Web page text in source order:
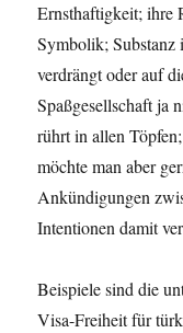
Ernsthaftigkeit; ihre
Symbolik; Substanz
verdrängt oder auf
Spaßgesellschaft ja
rührt in allen
möchte man aber
Ankündigungen
Intentionen damit
Beispiele sind die
Visa-Freiheit für